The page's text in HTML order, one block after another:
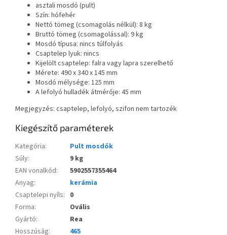
asztali mosdó (pult)
Szín: hófehér
Nettó tömeg (csomagolás nélkül): 8 kg
Bruttó tömeg (csomagolással): 9 kg
Mosdó típusa: nincs túlfolyás
Csaptelep lyuk: nincs
Kijelölt csaptelep: falra vagy lapra szerelhető
Mérete: 490 x 340 x 145 mm
Mosdó mélysége: 125 mm
A lefolyó hulladék átmérője: 45 mm
Megjegyzés: csaptelep, lefolyó, szifon nem tartozék
Kiegészítő paraméterek
Kategória:
Pult mosdók
Súly:
9 kg
EAN vonalkód:
5902557355464
Anyag:
kerámia
Csaptelepi nyíls: 0
Forma:
Ovális
Gyártó:
Rea
Hosszúság:
465